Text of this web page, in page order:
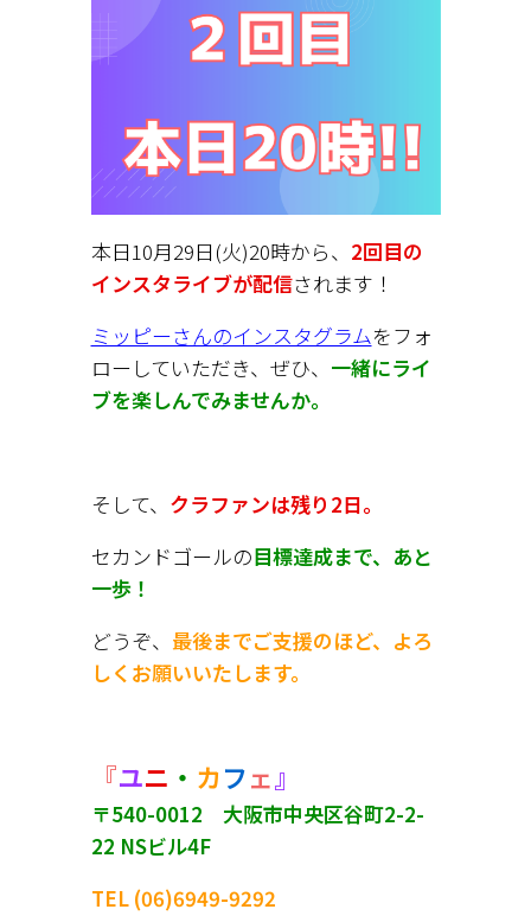
本日10月29日(火)20時から、 2回目の
インスタライブが配信されます！
ミッピーさんのインスタグラムをフォ
ローしていただき、ぜひ、 一緒にライ
ブを楽しんでみませんか。
そして、 クラファンは残り2日。
セカンドゴールの目標達成まで、あと
一歩！
どうぞ、 最後までご支援のほど、よろ
しくお願いいたします。
『ユニ ・ カフェ』
〒540-0012 大阪市中央区谷町2-2-
22 NSビル4F
TEL (06)6949-9292